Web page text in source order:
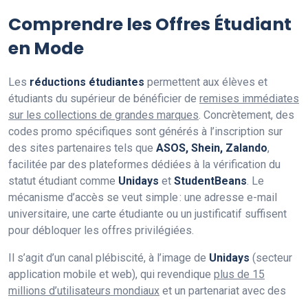
Comprendre les Offres Étudiant
en Mode
Les réductions étudiantes permettent aux élèves et
étudiants du supérieur de bénéficier de remises immédiates
sur les collections de grandes marques. Concrètement, des
codes promo spécifiques sont générés à l’inscription sur
des sites partenaires tels que ASOS, Shein, Zalando,
facilitée par des plateformes dédiées à la vérification du
statut étudiant comme Unidays et StudentBeans. Le
mécanisme d’accès se veut simple : une adresse e-mail
universitaire, une carte étudiante ou un justificatif suffisent
pour débloquer les offres privilégiées.
Il s’agit d’un canal plébiscité, à l’image de Unidays (secteur
application mobile et web), qui revendique plus de 15
millions d’utilisateurs mondiaux et un partenariat avec des